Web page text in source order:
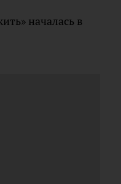
началась в